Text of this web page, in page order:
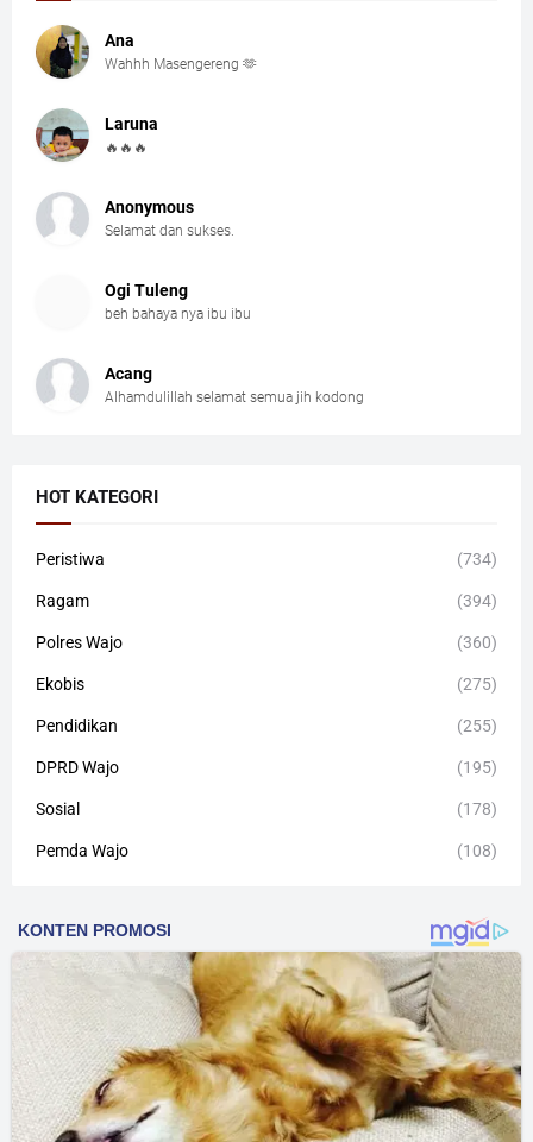
Ana
Wahhh Masengereng 🫶
Laruna
🔥🔥🔥
Anonymous
Selamat dan sukses.
Ogi Tuleng
beh bahaya nya ibu ibu
Acang
Alhamdulillah selamat semua jih kodong
HOT KATEGORI
Peristiwa (734)
Ragam (394)
Polres Wajo (360)
Ekobis (275)
Pendidikan (255)
DPRD Wajo (195)
Sosial (178)
Pemda Wajo (108)